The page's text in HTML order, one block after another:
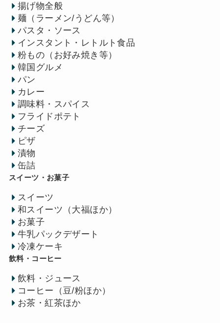
揚げ物全般
麺（ラーメン/うどん等）
パスタ・ソース
インスタント・レトルト食品
粉もの（お好み焼き等）
韓国グルメ
パン
カレー
調味料・スパイス
フライドポテト
チーズ
ピザ
漬物
缶詰
スイーツ・お菓子
スイーツ
和スイーツ（大福ほか）
お菓子
牛乳パックデザート
冷凍ケーキ
飲料・コーヒー
飲料・ジュース
コーヒー（豆/粉ほか）
お茶・紅茶ほか